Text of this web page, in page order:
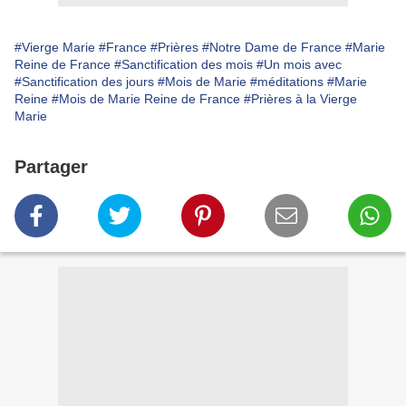
#Vierge Marie #France #Prières #Notre Dame de France #Marie
Reine de France #Sanctification des mois #Un mois avec
#Sanctification des jours #Mois de Marie #méditations #Marie
Reine #Mois de Marie Reine de France #Prières à la Vierge
Marie
Partager